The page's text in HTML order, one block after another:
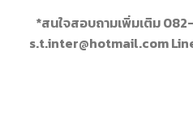
*สนใจสอบถามเพิ่มเติม
s.t.inter@hotmail.com